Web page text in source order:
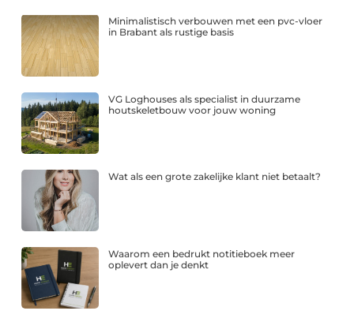
Minimalistisch verbouwen met een pvc-vloer
in Brabant als rustige basis
VG Loghouses als specialist in duurzame
houtskeletbouw voor jouw woning
Wat als een grote zakelijke klant niet betaalt?
Waarom een bedrukt notitieboek meer
oplevert dan je denkt